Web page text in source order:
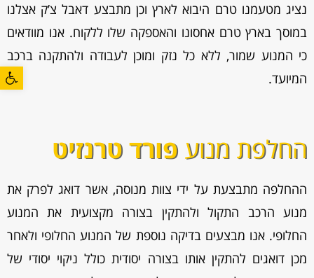
פתח
נציג מטעמנו טרם היבוא לארץ וכן מתבצע דאבל צ’ק אצלנו
במוסך בארץ טרם אחסונו והאספקה שלו ללקוח. אנו מוודאים
כי המנוע שמור, ללא כל נזק ומוכן לעבודה ולהתקנה ברכב
המיועד.
החלפת מנוע פורד טרנזיט
ההחלפה מתבצעת על ידי צוות מנוסה, אשר דואג לפרק את
מנוע הרכב התקול ולהתקין בצורה מקצועית את המנוע
החלופי. אנו מבצעים בדיקה נוספת של המנוע החלופי ולאחר
מכן דואגים להתקין אותו בצורה יסודית כולל ניקוי יסודי של